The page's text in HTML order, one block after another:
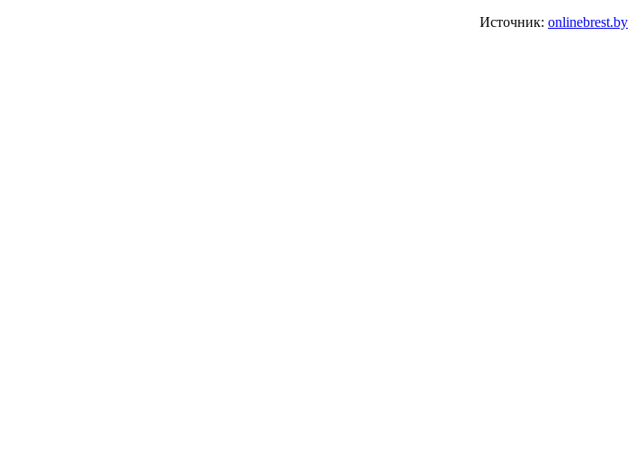
Источник: onlinebrest.by